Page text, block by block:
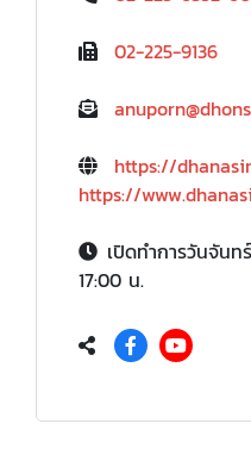
02-225-9136
https://
https://
เปิดทำการวันจันท
17:00 น.